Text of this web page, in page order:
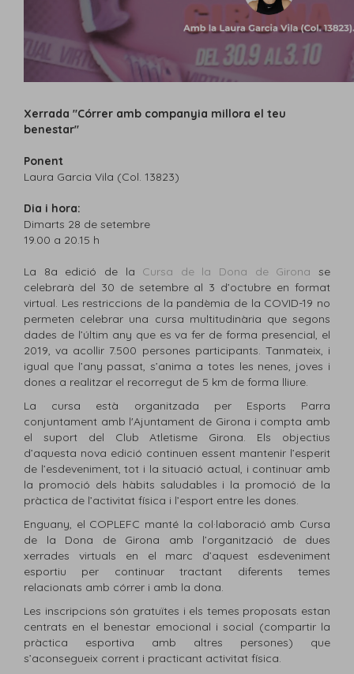
Xerrada "Córrer amb companyia millora el teu
benestar"
Ponent
Laura Garcia Vila (Col. 13823)
Dia i hora:
Dimarts 28 de setembre
19.00 a 20.15 h
La 8a edició de la Cursa de la Dona de Girona se
celebrarà del 30 de setembre al 3 d’octubre en format
virtual. Les restriccions de la pandèmia de la COVID-19 no
permeten celebrar una cursa multitudinària que segons
dades de l’últim any que es va fer de forma presencial, el
2019, va acollir 7.500 persones participants. Tanmateix, i
igual que l’any passat, s’anima a totes les nenes, joves i
dones a realitzar el recorregut de 5 km de forma lliure.
La cursa està organitzada per Esports Parra
conjuntament amb l'Ajuntament de Girona i compta amb
el suport del Club Atletisme Girona. Els objectius
d’aquesta nova edició continuen essent mantenir l’esperit
de l’esdeveniment, tot i la situació actual, i continuar amb
la promoció dels hàbits saludables i la promoció de la
pràctica de l’activitat física i l’esport entre les dones.
Enguany, el COPLEFC manté la col·laboració amb Cursa
de la Dona de Girona amb l’organització de dues
xerrades virtuals en el marc d’aquest esdeveniment
esportiu per continuar tractant diferents temes
relacionats amb córrer i amb la dona.
Les inscripcions són gratuïtes i els temes proposats estan
centrats en el benestar emocional i social (compartir la
pràctica esportiva amb altres persones) que
s’aconsegueix corrent i practicant activitat física.